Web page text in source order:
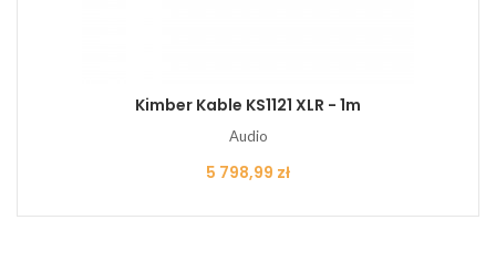
Kimber Kable KS1121 XLR - 1m
Audio
Cena
5 798,99 zł